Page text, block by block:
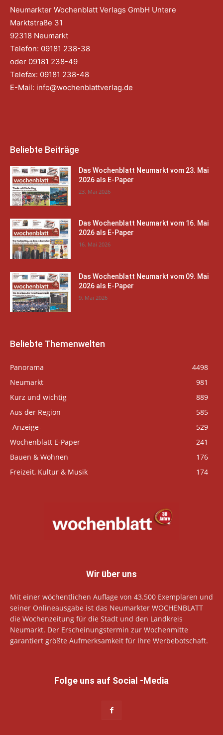
Neumarkter Wochenblatt Verlags GmbH Untere
Marktstraße 31
92318 Neumarkt
Telefon: 09181 238-38
oder 09181 238-49
Telefax: 09181 238-48
E-Mail: info@wochenblattverlag.de
Beliebte Beiträge
Das Wochenblatt Neumarkt vom 23. Mai
2026 als E-Paper
23. Mai 2026
Das Wochenblatt Neumarkt vom 16. Mai
2026 als E-Paper
16. Mai 2026
Das Wochenblatt Neumarkt vom 09. Mai
2026 als E-Paper
9. Mai 2026
Beliebte Themenwelten
Panorama
4498
Neumarkt
981
Kurz und wichtig
889
Aus der Region
585
-Anzeige-
529
Wochenblatt E-Paper
241
Bauen & Wohnen
176
Freizeit, Kultur & Musik
174
Wir über uns
Mit einer wöchentlichen Auflage von 43.500 Exemplaren und
seiner Onlineausgabe ist das Neumarkter WOCHENBLATT
die Wochenzeitung für die Stadt und den Landkreis
Neumarkt. Der Erscheinungstermin zur Wochenmitte
garantiert größte Aufmerksamkeit für Ihre Werbebotschaft.
Folge uns auf Social -Media